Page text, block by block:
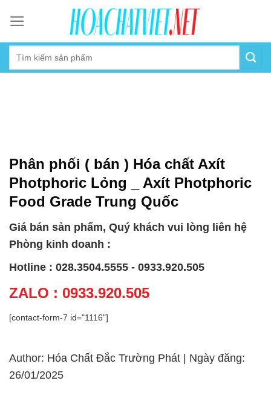
content
Phân phối ( bán ) Hóa chất Axít
Photphoric Lỏng _ Axít Photphoric
Food Grade Trung Quốc
Giá bán sản phẩm, Quý khách vui lòng liên hệ
Phòng kinh doanh :
Hotline : 028.3504.5555 - 0933.920.505
ZALO : 0933.920.505
[contact-form-7 id="1116"]
Author: Hóa Chất Đắc Trường Phát | Ngày đăng:
26/01/2025